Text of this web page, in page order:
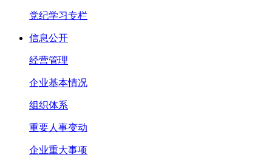
党纪学习专栏
信息公开
经营管理
企业基本情况
组织体系
重要人事变动
企业重大事项